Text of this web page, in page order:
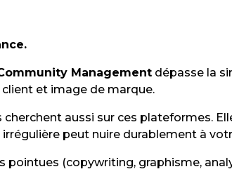
Management dépasse la
et image de marque.
aussi sur ces plateformes.
peut nuire durablement à
(copywriting, graphisme,